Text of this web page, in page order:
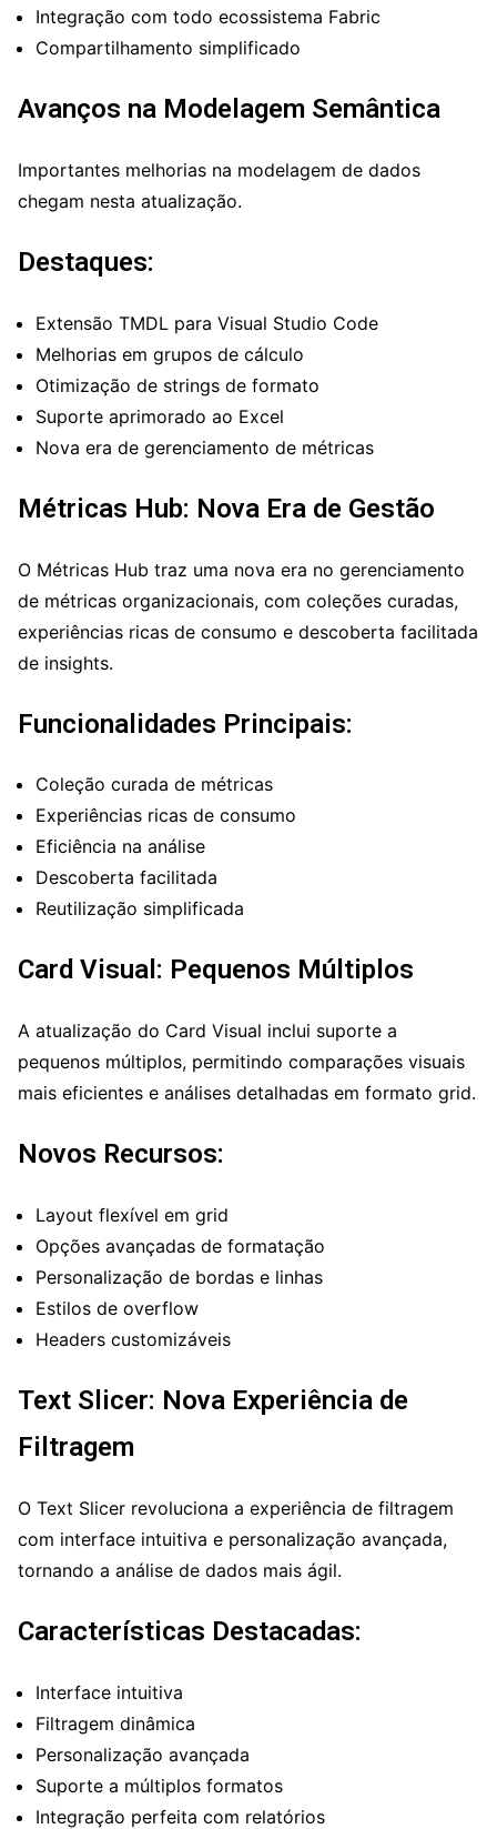
Integração com todo ecossistema Fabric
Compartilhamento simplificado
Avanços na Modelagem Semântica
Importantes melhorias na modelagem de dados
chegam nesta atualização.
Destaques:
Extensão TMDL para Visual Studio Code
Melhorias em grupos de cálculo
Otimização de strings de formato
Suporte aprimorado ao Excel
Nova era de gerenciamento de métricas
Métricas Hub: Nova Era de Gestão
O Métricas Hub traz uma nova era no gerenciamento
de métricas organizacionais, com coleções curadas,
experiências ricas de consumo e descoberta facilitada
de insights.
Funcionalidades Principais:
Coleção curada de métricas
Experiências ricas de consumo
Eficiência na análise
Descoberta facilitada
Reutilização simplificada
Card Visual: Pequenos Múltiplos
A atualização do Card Visual inclui suporte a
pequenos múltiplos, permitindo comparações visuais
mais eficientes e análises detalhadas em formato grid.
Novos Recursos:
Layout flexível em grid
Opções avançadas de formatação
Personalização de bordas e linhas
Estilos de overflow
Headers customizáveis
Text Slicer: Nova Experiência de
Filtragem
O Text Slicer revoluciona a experiência de filtragem
com interface intuitiva e personalização avançada,
tornando a análise de dados mais ágil.
Características Destacadas:
Interface intuitiva
Filtragem dinâmica
Personalização avançada
Suporte a múltiplos formatos
Integração perfeita com relatórios